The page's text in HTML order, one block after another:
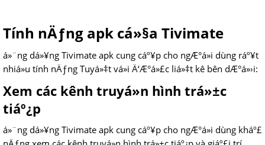
Tính nÄƒng apk cá»§a Tivimate
á»¨ng dá»¥ng Tivimate apk cung cáº¥p cho ngÆ°á»i dùng ráº¥t
nhiá»u tính nÄƒng Tuyá»‡t vá»i Ä‘Æ°á»£c liá»‡t kê bên dÆ°á»›i:
Xem các kênh truyá»n hình trá»±c
tiáº¿p
á»¨ng dá»¥ng Tivimate apk cung cáº¥p cho ngÆ°á»i dùng kháº£